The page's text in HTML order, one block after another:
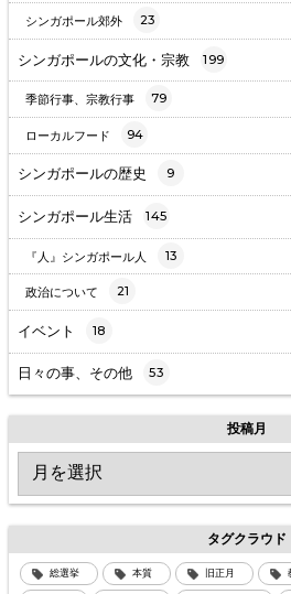
シンガポール郊外 23
シンガポールの文化・宗教 199
季節行事、宗教行事 79
ローカルフード 94
シンガポールの歴史 9
シンガポール生活 145
『人』シンガポール人 13
政治について 21
イベント 18
日々の事、その他 53
投稿月
タグクラウド
総選挙 本質 旧正月